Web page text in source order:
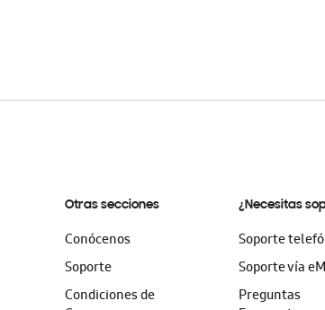
Otras secciones
Conócenos
Soporte
Condiciones de
¿Necesitas
Soporte
Soporte vía
Preguntas